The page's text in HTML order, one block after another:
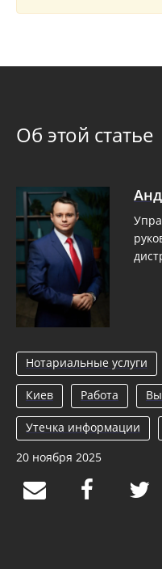
Об этой статье
Нотариальные услуги
Киев Работа
Утечка информации
20 ноября 2025